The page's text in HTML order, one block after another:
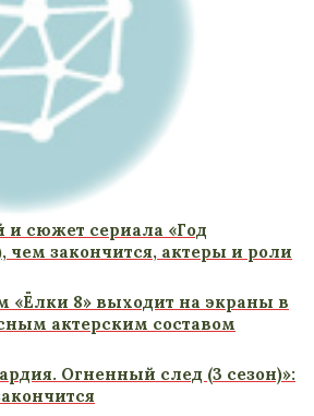
сюжет сериала «Год
чем закончится, актеры и роли
«Ёлки 8» выходит на экраны в
актерским составом
Огненный след (3 сезон)»: